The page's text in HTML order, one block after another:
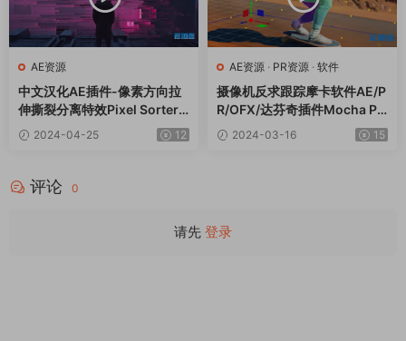
AE资源
中文汉化AE插件-像素方向拉
伸撕裂分离特效Pixel Sorter
3.0.0 Win+使用教程
2024-04-25 12
AE资源 · PR资源 · 软件
摄像机反求跟踪摩卡软件AE/P
R/OFX/达芬奇插件Mocha Pr
o 2023 v11.0.1 Win
2024-03-16 15
评论 0
请先 登录